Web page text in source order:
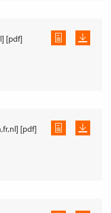
[pdf]
[pdf]